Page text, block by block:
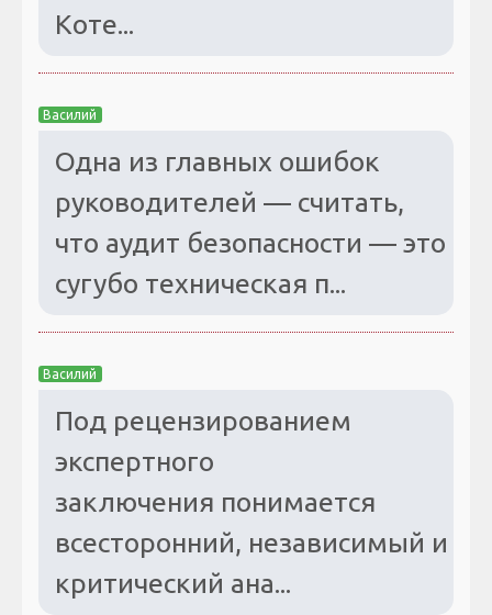
Коте...
Василий
Одна из главных ошибок
руководителей — считать,
что аудит безопасности — это
сугубо техническая п...
Василий
Под рецензированием
экспертного
заключения понимается
всесторонний, независимый и
критический ана...